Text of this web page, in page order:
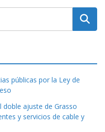
públicas por la Ley de
doble ajuste de Grasso
y servicios de cable y